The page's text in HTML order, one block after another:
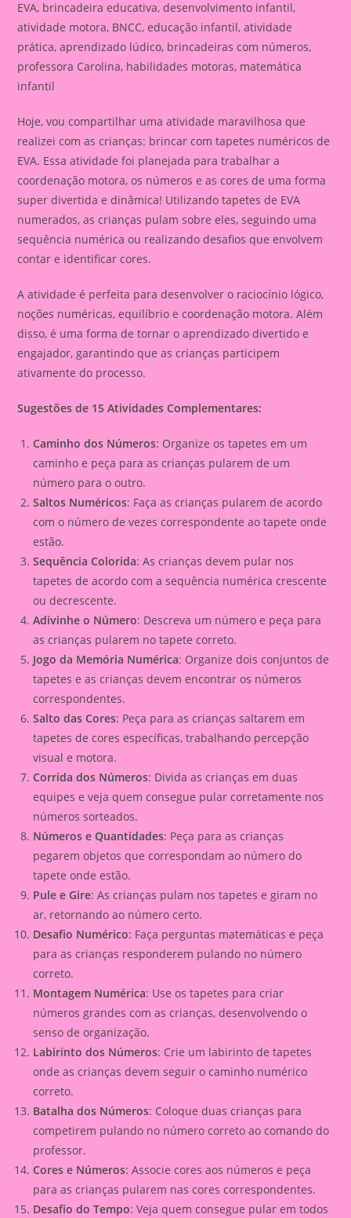
EVA, brincadeira educativa, desenvolvimento infantil,
atividade motora, BNCC, educação infantil, atividade
prática, aprendizado lúdico, brincadeiras com números,
professora Carolina, habilidades motoras, matemática
infantil
Hoje, vou compartilhar uma atividade maravilhosa que
realizei com as crianças: brincar com tapetes numéricos de
EVA. Essa atividade foi planejada para trabalhar a
coordenação motora, os números e as cores de uma forma
super divertida e dinâmica! Utilizando tapetes de EVA
numerados, as crianças pulam sobre eles, seguindo uma
sequência numérica ou realizando desafios que envolvem
contar e identificar cores.
A atividade é perfeita para desenvolver o raciocínio lógico,
noções numéricas, equilíbrio e coordenação motora. Além
disso, é uma forma de tornar o aprendizado divertido e
engajador, garantindo que as crianças participem
ativamente do processo.
Sugestões de 15 Atividades Complementares:
Caminho dos Números: Organize os tapetes em um
caminho e peça para as crianças pularem de um
número para o outro.
Saltos Numéricos: Faça as crianças pularem de acordo
com o número de vezes correspondente ao tapete onde
estão.
Sequência Colorida: As crianças devem pular nos
tapetes de acordo com a sequência numérica crescente
ou decrescente.
Adivinhe o Número: Descreva um número e peça para
as crianças pularem no tapete correto.
Jogo da Memória Numérica: Organize dois conjuntos de
tapetes e as crianças devem encontrar os números
correspondentes.
Salto das Cores: Peça para as crianças saltarem em
tapetes de cores específicas, trabalhando percepção
visual e motora.
Corrida dos Números: Divida as crianças em duas
equipes e veja quem consegue pular corretamente nos
números sorteados.
Números e Quantidades: Peça para as crianças
pegarem objetos que correspondam ao número do
tapete onde estão.
Pule e Gire: As crianças pulam nos tapetes e giram no
ar, retornando ao número certo.
Desafio Numérico: Faça perguntas matemáticas e peça
para as crianças responderem pulando no número
correto.
Montagem Numérica: Use os tapetes para criar
números grandes com as crianças, desenvolvendo o
senso de organização.
Labirinto dos Números: Crie um labirinto de tapetes
onde as crianças devem seguir o caminho numérico
correto.
Batalha dos Números: Coloque duas crianças para
competirem pulando no número correto ao comando do
professor.
Cores e Números: Associe cores aos números e peça
para as crianças pularem nas cores correspondentes.
Desafio do Tempo: Veja quem consegue pular em todos